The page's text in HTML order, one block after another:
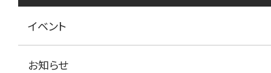
イベント
お知らせ